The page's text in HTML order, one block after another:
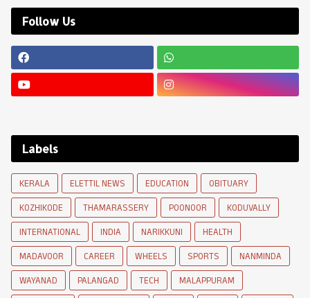
Follow Us
Labels
KERALA ELETTIL NEWS EDUCATION
OBITUARY
KOZHIKODE
THAMARASSERY POONOOR
KODUVALLY
INTERNATIONAL
INDIA NARIKKUNI
HEALTH
MADAVOOR
CAREER WHEELS SPORTS
NANMINDA
WAYANAD
PALANGAD TECH
MALAPPURAM